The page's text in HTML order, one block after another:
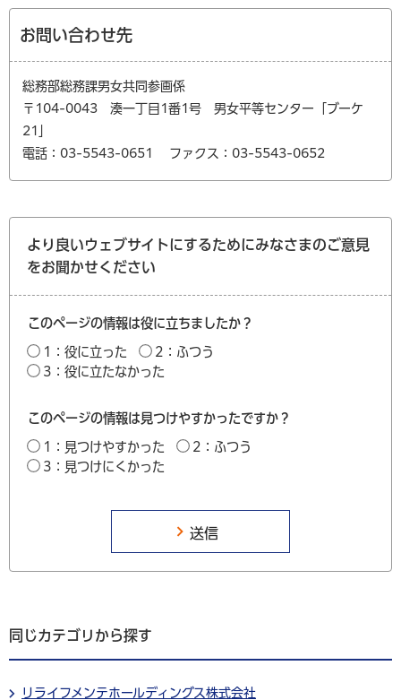
お問い合わせ先
総務部総務課男女共同参画係
〒104-0043 湊一丁目1番1号 男女平等センター「ブーケ
21」
電話：03-5543-0651
ファクス：03-5543-0652
より良いウェブサイトにするためにみなさまのご意見
をお聞かせください
このページの情報は役に立ちましたか？
1：役に立った
2：ふつう
3：役に立たなかった
このページの情報は見つけやすかったですか？
1：見つけやすかった
2：ふつう
3：見つけにくかった
同じカテゴリから探す
リライフメンテホールディングス株式会社